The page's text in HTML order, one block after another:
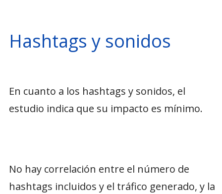
Hashtags y sonidos
En cuanto a los hashtags y sonidos, el
estudio indica que su impacto es mínimo.
No hay correlación entre el número de
hashtags incluidos y el tráfico generado, y la